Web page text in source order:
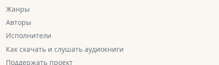
Жанры
Авторы
Исполнители
Как скачать и слушать аудиокниги
Поддержать проект